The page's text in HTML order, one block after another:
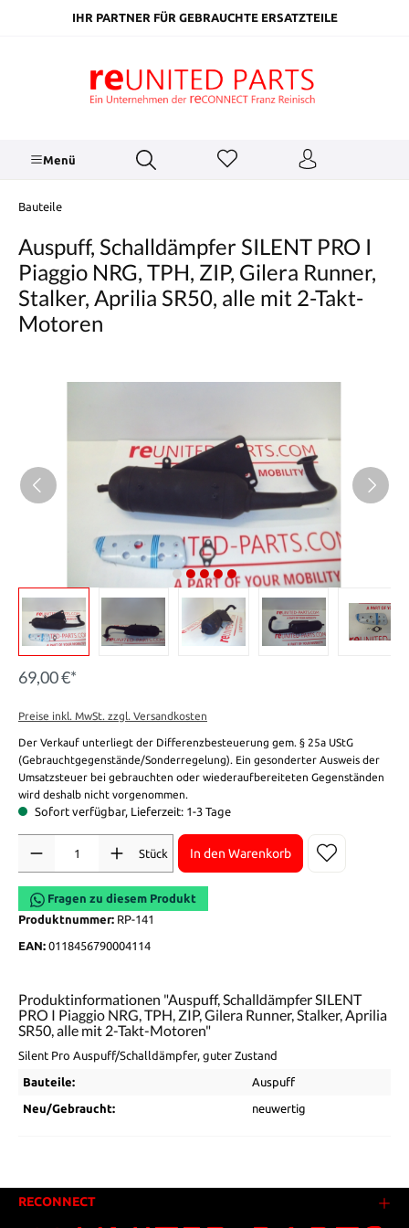
springenIHR PARTNER FÜR GEBRAUCHTE ERSATZTEILE
Menü
Bauteile
Auspuff, Schalldämpfer SILENT PRO I
Piaggio NRG, TPH, ZIP, Gilera Runner,
Stalker, Aprilia SR50, alle mit 2-Takt-
Motoren
69,00 €*
Preise inkl. MwSt. zzgl. Versandkosten
Der Verkauf unterliegt der Differenzbesteuerung gem. § 25a UStG
(Gebrauchtgegenstände/Sonderregelung). Ein gesonderter Ausweis der
Umsatzsteuer bei gebrauchten oder wiederaufbereiteten Gegenständen
wird deshalb nicht vorgenommen.
Sofort verfügbar, Lieferzeit: 1-3 Tage
Stück
In den Warenkorb
Fragen zu diesem Produkt
Produktnummer: RP-141
EAN: 0118456790004114
Produktinformationen "Auspuff, Schalldämpfer SILENT
PRO I Piaggio NRG, TPH, ZIP, Gilera Runner, Stalker, Aprilia
SR50, alle mit 2-Takt-Motoren"
Silent Pro Auspuff/Schalldämpfer, guter Zustand
Bauteile: Auspuff
Neu/Gebraucht: neuwertig
RECONNECT